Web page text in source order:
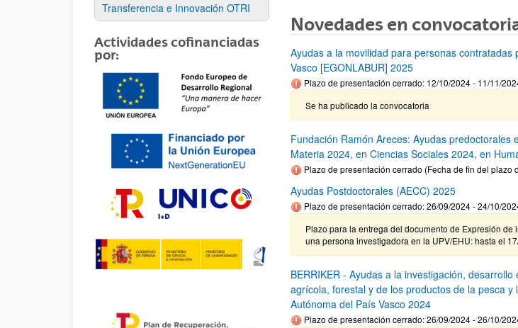
Transferencia e Innovación OTRI
Actividades cofinanciadas
por:
Novedades en
Ayudas a la movilidad para personas contratadas
Vasco [EGONLABUR] 2025
Plazo de presentación cerrado: 12/10/2024 - 11/11/
Se ha publicado la convocatoria
Fundación Ramón Areces: Ayudas predoctorales
Materia 2024, en Ciencias Sociales 2024, en
Plazo de presentación cerrado (Fecha de fin del plazo
Ayudas Postdoctorales (AECC) 2025
Plazo de presentación cerrado: 26/09/2024 - 24/10/
Plazo para la entrega del documento de Expresión de
una persona investigadora en la UPV/EHU: hasta el
BERRIKER - Ayudas a la investigación,
agrícola, forestal y de los productos de la pesca y
Autónoma del País Vasco 2024
Plazo de presentación cerrado: 26/09/2024 - 26/10/